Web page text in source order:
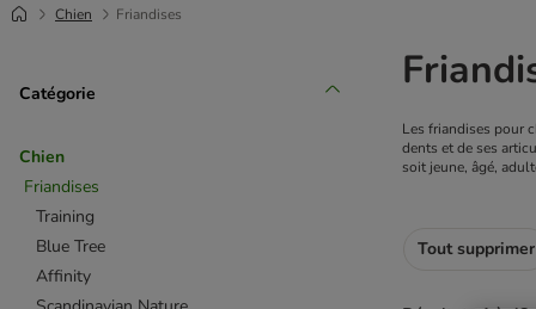
Chien Friandises
Catégorie
Chien
Friandises
Training
Blue Tree
Affinity
Les friandises pour
dents et de ses
soit jeune, âgé,
Tout supprimer